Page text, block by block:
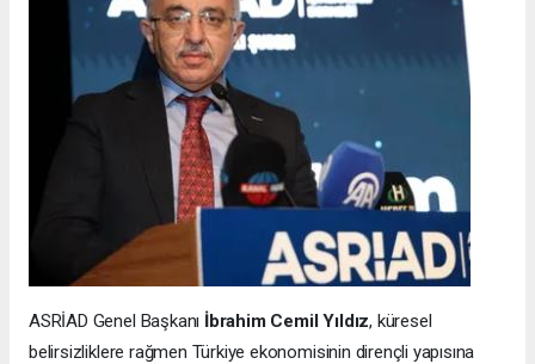
ASRİAD Genel Başkanı İbrahim Cemil Yıldız, küresel
belirsizliklere rağmen Türkiye ekonomisinin dirençli yapısına